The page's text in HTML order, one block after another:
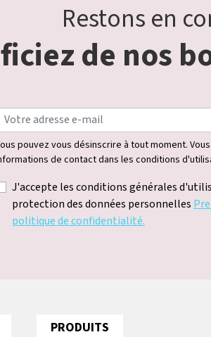
Restons en
de nos
pouvez vous désinscrire à tout moment.
de contact dans les conditions
J'accepte les conditions générales
protection des données personnelles
politique de confidentialité.
PRODUITS